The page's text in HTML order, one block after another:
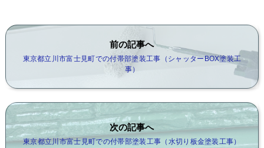
前の記事へ
東京都立川市富士見町での付帯部塗装工事（シャッターBOX塗装工
事）
次の記事へ
東京都立川市富士見町での付帯部塗装工事（水切り板金塗装工事）